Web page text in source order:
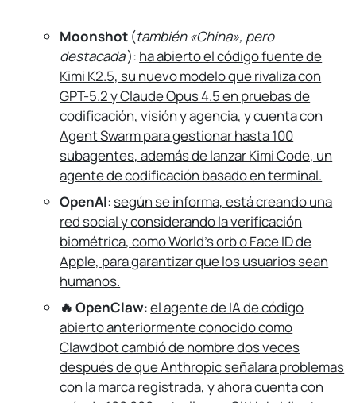
Moonshot (también «China», pero
destacada): ha abierto el código fuente de
Kimi K2.5, su nuevo modelo que rivaliza con
GPT-5.2 y Claude Opus 4.5 en pruebas de
codificación, visión y agencia, y cuenta con
Agent Swarm para gestionar hasta 100
subagentes, además de lanzar Kimi Code, un
agente de codificación basado en terminal.
OpenAI: según se informa, está creando una
red social y considerando la verificación
biométrica, como World's orb o Face ID de
Apple, para garantizar que los usuarios sean
humanos.
🔥 OpenClaw:el agente de IA de código
abierto anteriormente conocido como
Clawdbot cambió de nombre dos veces
después de que Anthropic señalara problemas
con la marca registrada, y ahora cuenta con